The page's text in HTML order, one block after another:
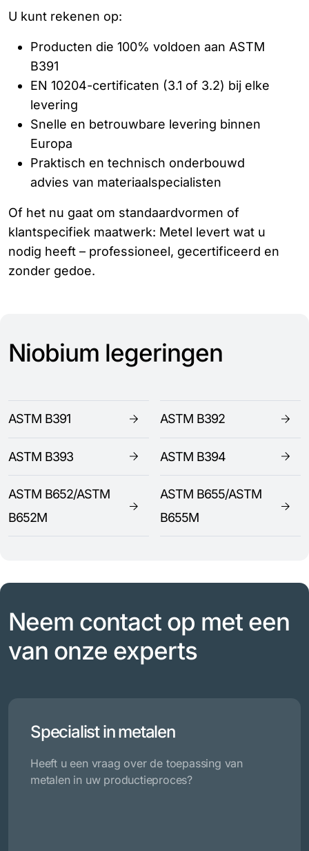
U kunt rekenen op:
Producten die 100% voldoen aan ASTM
B391
EN 10204-certificaten (3.1 of 3.2) bij elke
levering
Snelle en betrouwbare levering binnen
Europa
Praktisch en technisch onderbouwd
advies van materiaalspecialisten
Of het nu gaat om standaardvormen of
klantspecifiek maatwerk: Metel levert wat u
nodig heeft – professioneel, gecertificeerd en
zonder gedoe.
Niobium legeringen
ASTM B391 ASTM B392
ASTM B393 ASTM B394
ASTM B652/ASTM
B652M
ASTM B655/ASTM
B655M
Neem contact op met een
van onze experts
Specialist in metalen
Heeft u een vraag over de toepassing van
metalen in uw productieproces?